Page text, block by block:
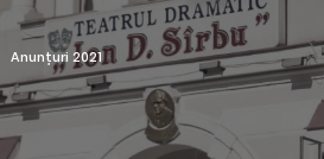
Anunțuri 2021